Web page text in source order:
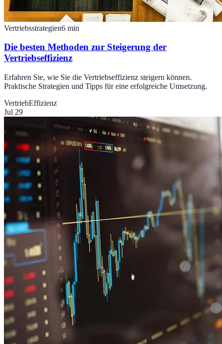
Vertriebsstrategien6 min
Die besten Methoden zur Steigerung der
Vertriebseffizienz
Erfahren Sie, wie Sie die Vertriebseffizienz steigern können.
Praktische Strategien und Tipps für eine erfolgreiche Umsetzung.
VertriebEffizienz
Jul 29